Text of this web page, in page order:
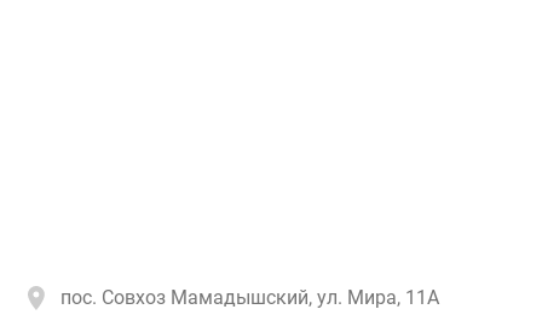
пос. Совхоз Мамадышский, ул. Мира, 11А